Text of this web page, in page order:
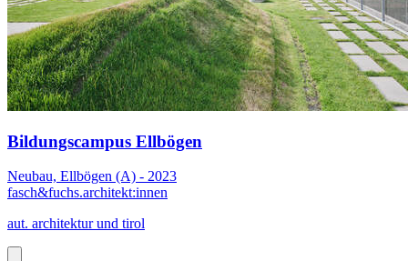
Bildungscampus Ellbögen
Neubau, Ellbögen (A) - 2023
fasch&fuchs.architekt:innen
aut. architektur und tirol